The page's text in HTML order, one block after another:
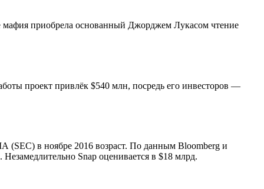
мафия приобрела основанный Джорджем Лукасом чтение
проект привлёк $540 млн, посредь его инвесторов —
(SEC) в ноябре 2016 возраст. По данным Bloomberg и
Snap оценивается в $18 млрд.